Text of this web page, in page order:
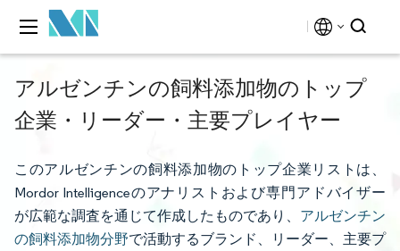
アルゼンチンの飼料添加物のトップ
企業・リーダー・主要プレイヤー
このアルゼンチンの飼料添加物のトップ企業リストは、
Mordor Intelligenceのアナリストおよび専門アドバイザー
が広範な調査を通じて作成したものであり、 アルゼンチン
の飼料添加物分野で活動するブランド、リーダー、主要プ